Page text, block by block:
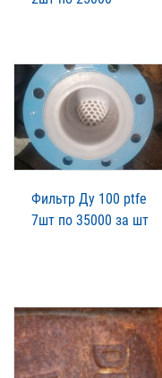
Фильтр Ду 100 ptfe
7шт по 35000 за шт